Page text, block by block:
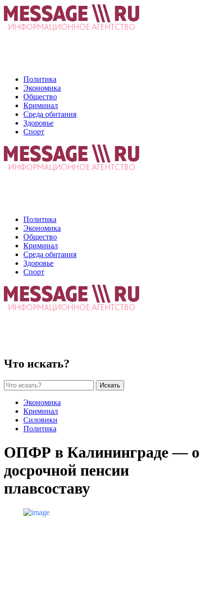
Политика
Экономика
Общество
Криминал
Среда обитания
Здоровье
Спорт
Политика
Экономика
Общество
Криминал
Среда обитания
Здоровье
Спорт
Что искать?
Искать
Экономика
Криминал
Силовики
Политика
ОПФР в Калининграде — о
досрочной пенсии
плавсоставу